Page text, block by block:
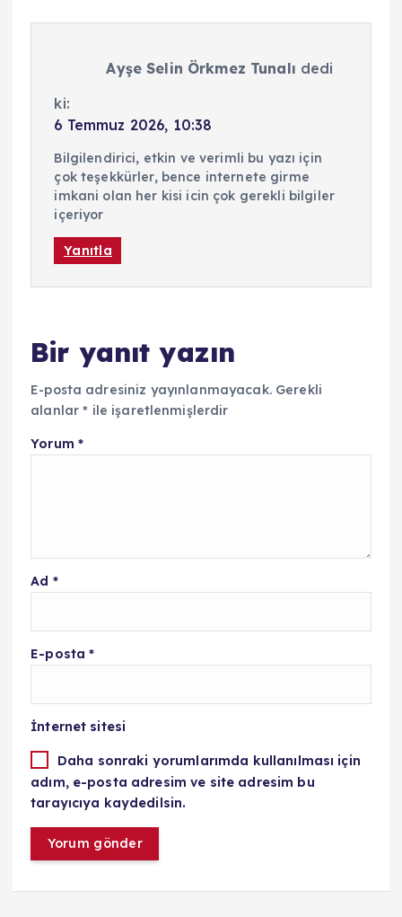
Ayşe Selin Örkmez Tunalı dedi
ki:
6 Temmuz 2026, 10:38
Bilgilendirici, etkin ve verimli bu yazı için
çok teşekkürler, bence internete girme
imkani olan her kisi icin çok gerekli bilgiler
içeriyor
Yanıtla
Bir yanıt yazın
E-posta adresiniz yayınlanmayacak. Gerekli
alanlar* ile işaretlenmişlerdir
Yorum *
Ad *
E-posta*
İnternet sitesi
Daha sonraki yorumlarımda kullanılması için
adım, e-posta adresim ve site adresim bu
tarayıcıya kaydedilsin.